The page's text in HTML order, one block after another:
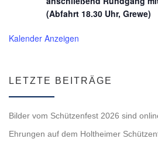
(Abfahrt 18.30 Uhr, Grewe)
Kalender Anzeigen
LETZTE BEITRÄGE
Bilder vom Schützenfest 2026 sind
Ehrungen auf dem Holtheimer